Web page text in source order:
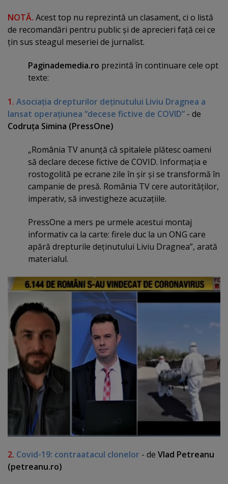
NOTĂ. Acest top nu reprezintă un clasament, ci o listă
de recomandări pentru public şi de aprecieri faţă cei ce
ţin sus steagul meseriei de jurnalist.
Paginademedia.ro prezintă în continuare cele opt
texte:
1. Asociaţia drepturilor deţinutului Liviu Dragnea a
lansat operaţiunea “decese fictive de COVID” - de
Codruţa Simina (PressOne)
„România TV anunţă că spitalele plătesc oameni
să declare decese fictive de COVID. Informaţia e
rostogolită pe ecrane zile în şir şi se transformă în
campanie de presă. România TV cere autorităţilor,
imperativ, să investigheze acuzaţiile.
PressOne a mers pe urmele acestui montaj
informativ ca la carte: firele duc la un ONG care
apără drepturile deţinutului Liviu Dragnea”, arată
materialul.
2. Covid-19: contraatacul clonelor - de Vlad Petreanu
(petreanu.ro)